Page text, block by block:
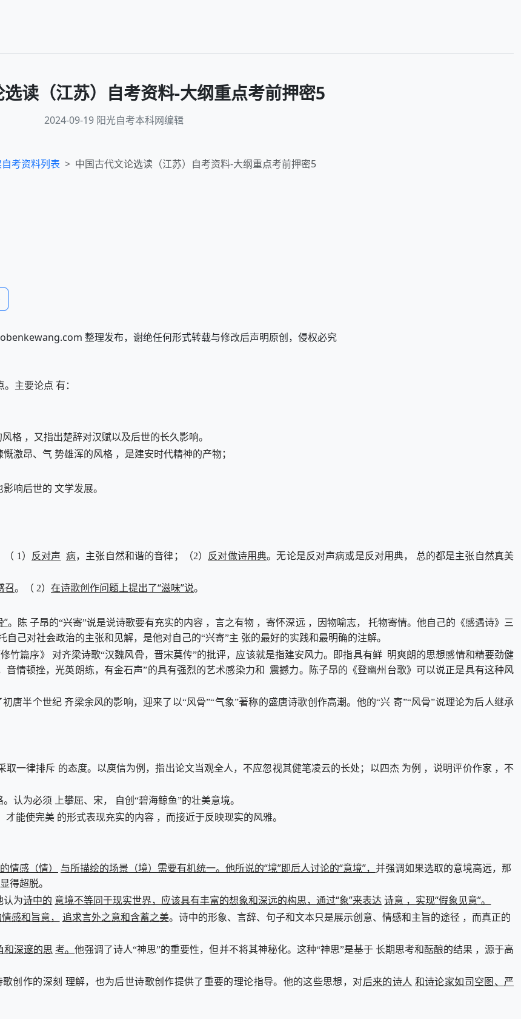
读（江苏）自考资料-大纲重点考前押密5
2024-09-19 阳光自考本科网编辑
自考资料列表 中国古代文论选读（江苏）自考资料-大纲重点考前押密5
整理发布，谢绝任何形式转载与修改后声明原创，侵权必究
主要论点 有：
格 ，又指出楚辞对汉赋以及后世的长久影响。
激昂、气 势雄浑的风格 ，是建安时代精神的产物；
响后世的 文学发展。
1） 反对声 病，主张自然和谐的音律；（2） 反对做诗用典。无论是反对声病或是反对用典， 总的都是主张自然真美
召。（ 2） 在诗歌创作问题上提出了“滋味”说。
”。陈 子昂的“兴寄”说是说诗歌要有充实的内容 ，言之有物 ，寄怀深远 ，因物喻志， 托物寄情。他自己的《感遇诗》三
己对社会政治的主张和见解，是他对自己的“兴寄”主 张的最好的实践和最明确的注解。
竹篇序》 对齐梁诗歌“汉魏风骨，晋宋莫传”的批评，应该就是指建安风力。即指具有鲜 明爽朗的思想感情和精要劲健
情顿挫，光英朗练，有金石声”的具有强烈的艺术感染力和 震撼力。陈子昂的《登幽州台歌》可以说正是具有这种风
唐半个世纪 齐梁余风的影响，迎来了以“风骨”“气象”著称的盛唐诗歌创作高潮。他的“兴 寄”“风骨”说理论为后人继承
取一律排斥 的态度。以庾信为例，指出论文当观全人，不应忽视其健笔凌云的长处；以四杰 为例 ，说明评价作家 ，不
认为必须 上攀屈、宋， 自创“碧海鲸鱼”的壮美意境。
能使完美 的形式表现充实的内容 ，而接近于反映现实的风雅。
情感（情） 与所描绘的场景（境）需要有机统一。他所说的“境”即后人讨论的“意境”， 并强调如果选取的意境高远，那
得超脱。
认为诗中的 意境不等同于现实世界，应该具有丰富的想象和深远的构思，通过“象”来表达 诗意 ，实现“假象见意”。
感和旨意， 追求言外之意和含蓄之美。诗中的形象、言辞、句子和文本只是展示创意、情感和主旨的途径 ，而真正的
和深邃的思 考。他强调了诗人“神思”的重要性，但并不将其神秘化。这种“神思”是基于 长期思考和酝酿的结果 ，源于高
创作的深刻 理解，也为后世诗歌创作提供了重要的理论指导。他的这些思想，对后来的诗人 和诗论家如司空图、严